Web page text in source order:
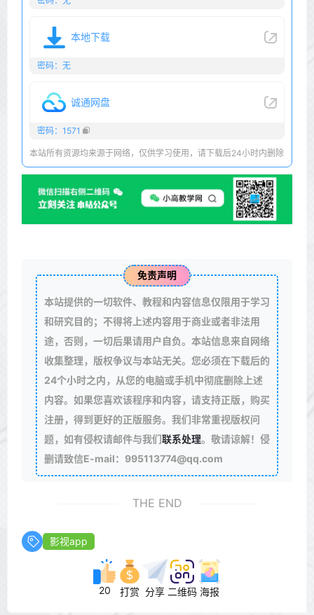
本地下载
密码：无
诚通网盘
密码：1571
本站所有资源均来源于网络，仅供学习使用，请下载后24小时内删除
免责声明
本站提供的一切软件、教程和内容信息仅限用于学习
和研究目的；不得将上述内容用于商业或者非法用
途，否则，一切后果请用户自负。本站信息来自网络
收集整理，版权争议与本站无关。您必须在下载后的
24个小时之内，从您的电脑或手机中彻底删除上述
内容。如果您喜欢该程序和内容，请支持正版，购买
注册，得到更好的正版服务。我们非常重视版权问
题，如有侵权请邮件与我们联系处理。敬请谅解！侵
删请致信E-mail：995113774@qq.com
THE END
影视app
20 打赏 分享 二维码 海报